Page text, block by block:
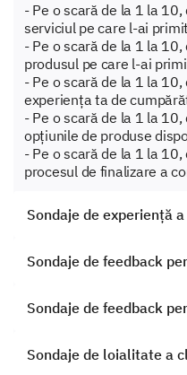
- Pe o scară de la 1 la
serviciul pe care l-ai
- Pe o scară de la 1 la
produsul pe care l-ai
- Pe o scară de la 1 la
experiența ta de
- Pe o scară de la 1 la
opțiunile de produse
- Pe o scară de la 1 la
procesul de finalizare a
Sondaje de experiență
Sondaje de feedback
Sondaje de feedback
Sondaje de loialitate a